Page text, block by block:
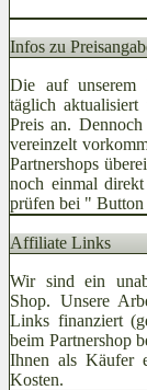
Infos zu
Die auf unserem
täglich
Preis an.
vereinzelt
Partnershops
noch einmal
prüfen bei "
Affiliate Links
Wir sind ein
Shop. Unsere
Links finanziert
beim Partnershop
Ihnen als Käufer
Kosten.